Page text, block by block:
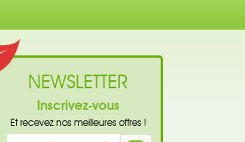
NEWSLETTER
Inscrivez-vous
Et recevez nos meilleures offres !